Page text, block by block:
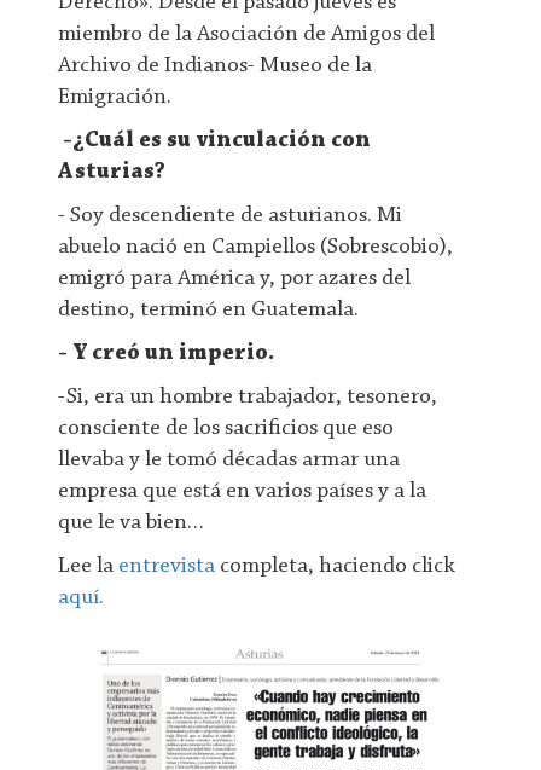
miembro de la Asociación de Amigos del
Archivo de Indianos- Museo de la
Emigración.
-¿Cuál es su vinculación con
Asturias?
- Soy descendiente de asturianos. Mi
abuelo nació en Campiellos (Sobrescobio),
emigró para América y, por azares del
destino, terminó en Guatemala.
- Y creó un imperio.
-Si, era un hombre trabajador, tesonero,
consciente de los sacrificios que eso
llevaba y le tomó décadas armar una
empresa que está en varios países y a la
que le va bien…
Lee la entrevista completa, haciendo click
aquí.